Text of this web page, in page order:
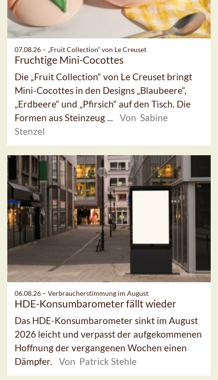
07.08.26 – „Fruit Collection“ von Le Creuset
Fruchtige Mini-Cocottes
Die „Fruit Collection“ von Le Creuset bringt
Mini-Cocottes in den Designs „Blaubeere“,
„Erdbeere“ und „Pfirsich“ auf den Tisch. Die
Formen aus Steinzeug ...
Von Sabine
Stenzel
06.08.26 – Verbraucherstimmung im August
HDE-Konsumbarometer fällt wieder
Das HDE-Konsumbarometer sinkt im August
2026 leicht und verpasst der aufgekommenen
Hoffnung der vergangenen Wochen einen
Dämpfer.
Von Patrick Stehle